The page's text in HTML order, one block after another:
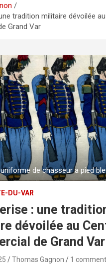
tradition militaire dévoilée
Grand Var
de chasseur a pied
DU-VAR
: une
dévoilée au
de Grand Var
Thomas Gagnon 1